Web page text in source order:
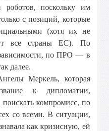
роботов, поскольку им
с позиций, которые
(хотя их не
все страны ЕС). По
по ПРО — в
далее.
Меркель, которая
к дипломатии,
компромисс, по
со всеми. В ситуации,
как кризисную, ей